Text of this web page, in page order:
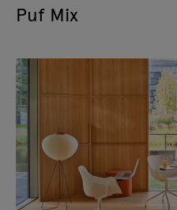
Puf Mix